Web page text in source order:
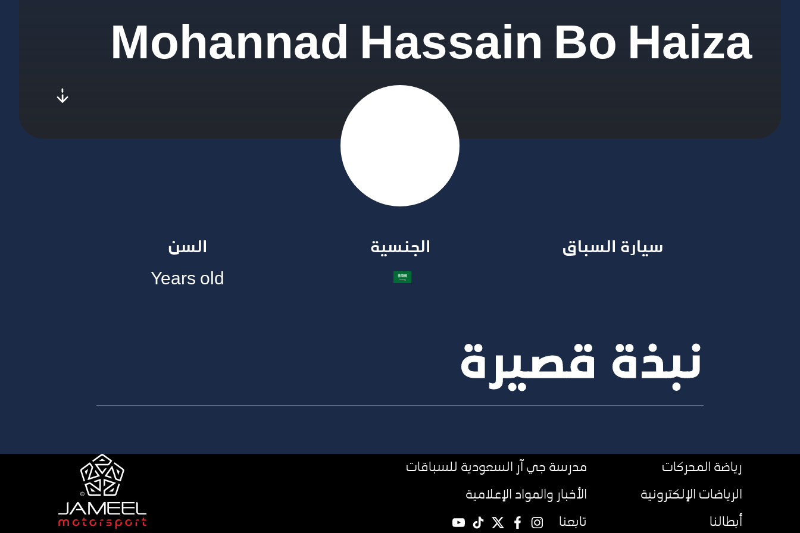
Mohannad Hassain Bo Haiza
to-next
سيارة السباق​ الجنسية​ السن
Years old
نبذة قصيرة
رياضة المحركات
الرياضات الإلكترونية
أبطالنا
مدرسة جي آر السعودية للسباقات
الأخبار والمواد الإعلامية
تابعنا